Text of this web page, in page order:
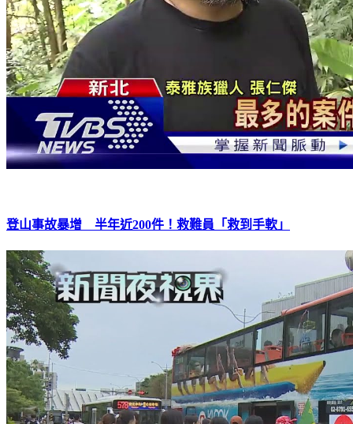
登山事故暴增 半年近200件！救難員「救到手軟」